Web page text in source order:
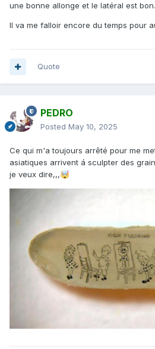
une bonne allonge et le latéral est bon.
Il va me falloir encore du temps pour
Quote
PEDRO
Posted May 10, 2025
Ce qui m'a toujours arrêté pour me
asiatiques arrivent á sculpter des
je veux dire,,,🤯